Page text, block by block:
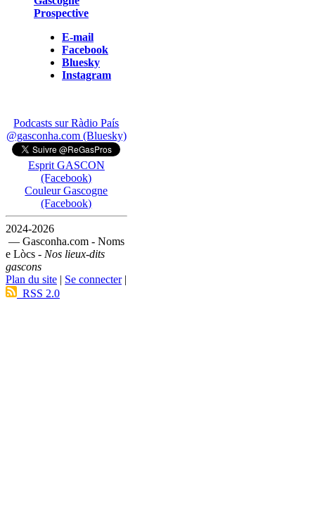
Prospective
E-mail
Facebook
Bluesky
Instagram
Podcasts sur Ràdio País
@gasconha.com (Bluesky)
Esprit GASCON
(Facebook)
Couleur Gascogne
(Facebook)
2024-2026
— Gasconha.com - Noms
e Lòcs - Nos lieux-dits
gascons
Plan du site | Se connecter|
RSS 2.0